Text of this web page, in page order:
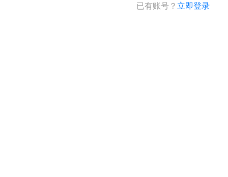
已有账号？ 立即登录